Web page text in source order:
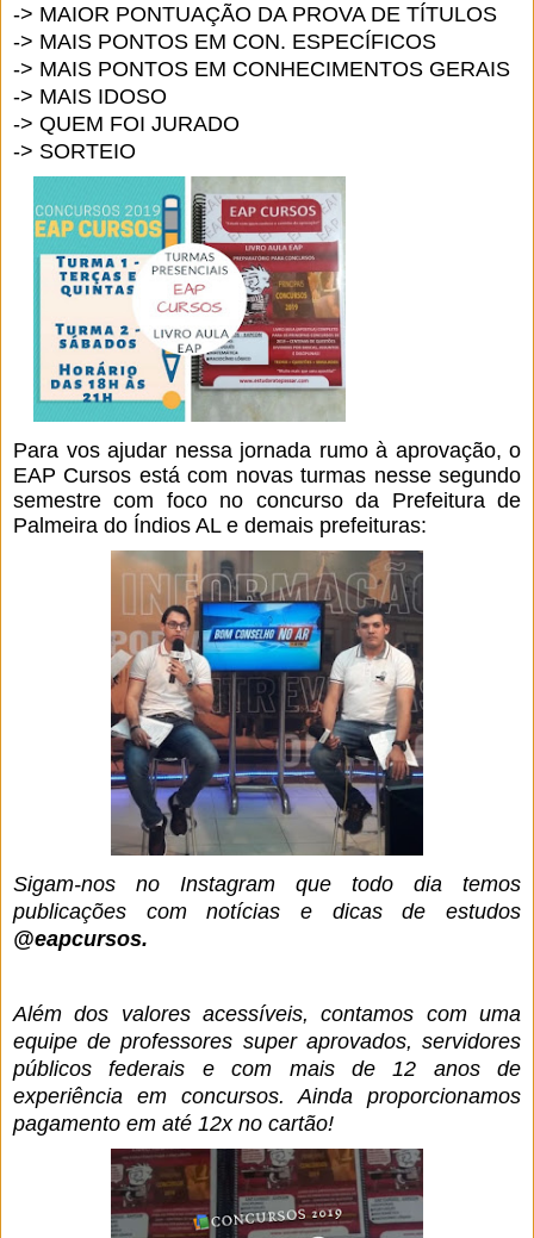
-> MAIOR PONTUAÇÃO DA PROVA DE TÍTULOS
-> MAIS PONTOS EM CON. ESPECÍFICOS
-> MAIS PONTOS EM CONHECIMENTOS GERAIS
-> MAIS IDOSO
-> QUEM FOI JURADO
-> SORTEIO
Para vos ajudar nessa jornada rumo à aprovação, o
EAP Cursos está com novas turmas nesse segundo
semestre com foco no concurso da Prefeitura de
Palmeira do Índios AL e demais prefeituras:
Sigam-nos no Instagram que todo dia temos
publicações com notícias e dicas de estudos
@eapcursos.
Além dos valores acessíveis, contamos com uma
equipe de professores super aprovados, servidores
públicos federais e com mais de 12 anos de
experiência em concursos. Ainda proporcionamos
pagamento em até 12x no cartão!